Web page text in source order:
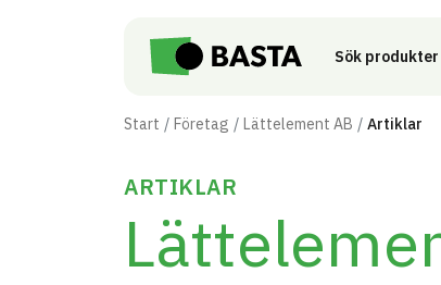
Sök produkter
Start Företag Lättelement AB Artiklar
ARTIKLAR